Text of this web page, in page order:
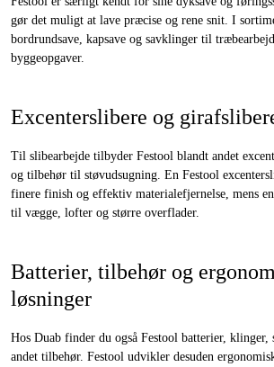
gør det muligt at lave præcise og rene snit. I
bordrundsave, kapsave og savklinger til
byggeopgaver.
Excenterslibere og
Til slibearbejde tilbyder Festool blandt andet
og tilbehør til støvudsugning. En Festool
finere finish og effektiv materialefjernelse, mens
til vægge, lofter og større overflader.
Batterier, tilbehør og
løsninger
Hos Duab finder du også Festool batterier, klinger,
andet tilbehør. Festool udvikler desuden